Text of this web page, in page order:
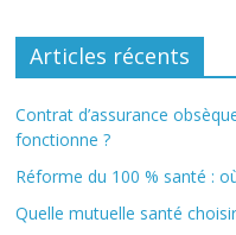
Articles récents
Contrat d’assurance
fonctionne ?
Réforme du 100 % santé :
Quelle mutuelle santé